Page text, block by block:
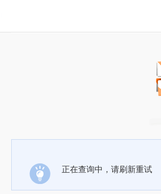
正在查询中，请刷新重试